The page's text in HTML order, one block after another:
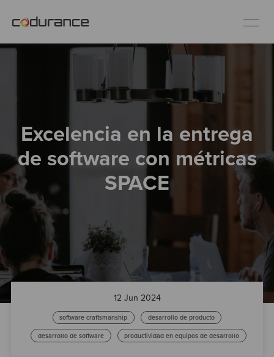
Servicios
Buenas prácticas
Sobre nosotros
Únete al equipo
Test
Excelencia en la entrega
de software con métricas
SPACE
12 Jun 2024
software craftsmanship desarrollo de producto
desarrollo de software productividad en equipos de desarrollo